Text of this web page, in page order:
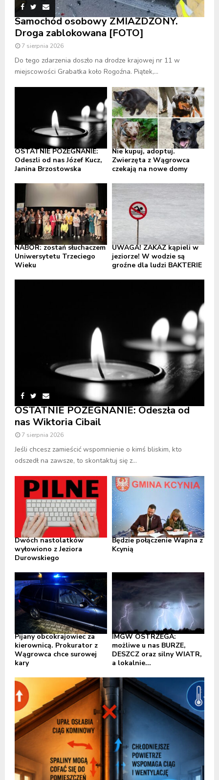
Samochód osobowy ZMIAŻDŻONY.
Droga zablokowana [FOTO]
7 sierpnia 2026
Do tego zdarzenia doszło na drodze krajowej nr 11 w
miejscowości Grabatka koło Rogoźna. Piątek,...
OSTATNIE POŻEGNANIE:
Odeszli od nas Józef Kucz,
Janina Brzostowska
Nie kupuj, adoptuj.
Zwierzęta z Wągrowca
czekają na nowe domy
NABÓR: zostań słuchaczem
Uniwersytetu Trzeciego
Wieku
UWAGA! ZAKAZ kąpieli w
jeziorze! W wodzie są
groźne dla ludzi BAKTERIE
OSTATNIE POŻEGNANIE: Odeszła od
nas Wiktoria Cibail
7 sierpnia 2026
Jeśli chcesz zamieścić wspomnienie o kimś bliskim, kto
odszedł na zawsze, to skontaktuj się z...
Dwóch nastolatków
wyłowiono z Jeziora
Durowskiego
Będzie połączenie Wapna z
Kcynią
Pijany obcokrajowiec za
kierownicą. Prokurator z
Wągrowca chce surowej
kary
IMGW OSTRZEGA:
możliwe u nas BURZE,
DESZCZ oraz silny WIATR,
a lokalnie...